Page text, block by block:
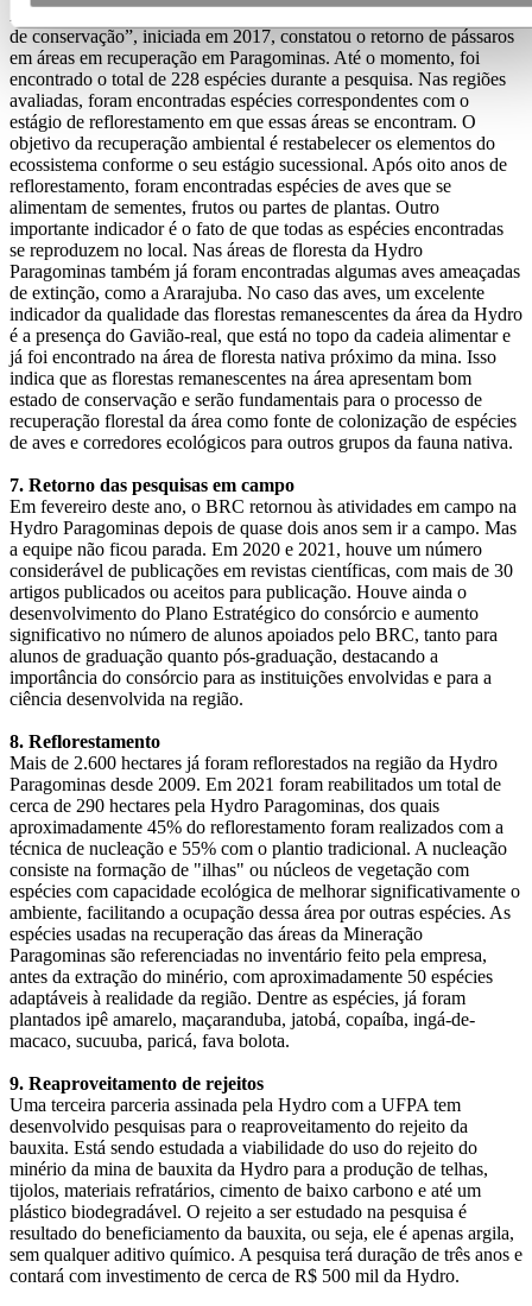
de conservação”, iniciada em 2017, constatou o retorno de pássaros
em áreas em recuperação em Paragominas. Até o momento, foi
encontrado o total de 228 espécies durante a pesquisa. Nas regiões
avaliadas, foram encontradas espécies correspondentes com o
estágio de reflorestamento em que essas áreas se encontram. O
objetivo da recuperação ambiental é restabelecer os elementos do
ecossistema conforme o seu estágio sucessional. Após oito anos de
reflorestamento, foram encontradas espécies de aves que se
alimentam de sementes, frutos ou partes de plantas. Outro
importante indicador é o fato de que todas as espécies encontradas
se reproduzem no local. Nas áreas de floresta da Hydro
Paragominas também já foram encontradas algumas aves ameaçadas
de extinção, como a Ararajuba. No caso das aves, um excelente
indicador da qualidade das florestas remanescentes da área da Hydro
é a presença do Gavião-real, que está no topo da cadeia alimentar e
já foi encontrado na área de floresta nativa próximo da mina. Isso
indica que as florestas remanescentes na área apresentam bom
estado de conservação e serão fundamentais para o processo de
recuperação florestal da área como fonte de colonização de espécies
de aves e corredores ecológicos para outros grupos da fauna nativa.
7. Retorno das pesquisas em campo
Em fevereiro deste ano, o BRC retornou às atividades em campo na
Hydro Paragominas depois de quase dois anos sem ir a campo. Mas
a equipe não ficou parada. Em 2020 e 2021, houve um número
considerável de publicações em revistas científicas, com mais de 30
artigos publicados ou aceitos para publicação. Houve ainda o
desenvolvimento do Plano Estratégico do consórcio e aumento
significativo no número de alunos apoiados pelo BRC, tanto para
alunos de graduação quanto pós-graduação, destacando a
importância do consórcio para as instituições envolvidas e para a
ciência desenvolvida na região.
8. Reflorestamento
Mais de 2.600 hectares já foram reflorestados na região da Hydro
Paragominas desde 2009. Em 2021 foram reabilitados um total de
cerca de 290 hectares pela Hydro Paragominas, dos quais
aproximadamente 45% do reflorestamento foram realizados com a
técnica de nucleação e 55% com o plantio tradicional. A nucleação
consiste na formação de "ilhas" ou núcleos de vegetação com
espécies com capacidade ecológica de melhorar significativamente o
ambiente, facilitando a ocupação dessa área por outras espécies. As
espécies usadas na recuperação das áreas da Mineração
Paragominas são referenciadas no inventário feito pela empresa,
antes da extração do minério, com aproximadamente 50 espécies
adaptáveis à realidade da região. Dentre as espécies, já foram
plantados ipê amarelo, maçaranduba, jatobá, copaíba, ingá-de-
macaco, sucuuba, paricá, fava bolota.
9. Reaproveitamento de rejeitos
Uma terceira parceria assinada pela Hydro com a UFPA tem
desenvolvido pesquisas para o reaproveitamento do rejeito da
bauxita. Está sendo estudada a viabilidade do uso do rejeito do
minério da mina de bauxita da Hydro para a produção de telhas,
tijolos, materiais refratários, cimento de baixo carbono e até um
plástico biodegradável. O rejeito a ser estudado na pesquisa é
resultado do beneficiamento da bauxita, ou seja, ele é apenas argila,
sem qualquer aditivo químico. A pesquisa terá duração de três anos e
contará com investimento de cerca de R$ 500 mil da Hydro.